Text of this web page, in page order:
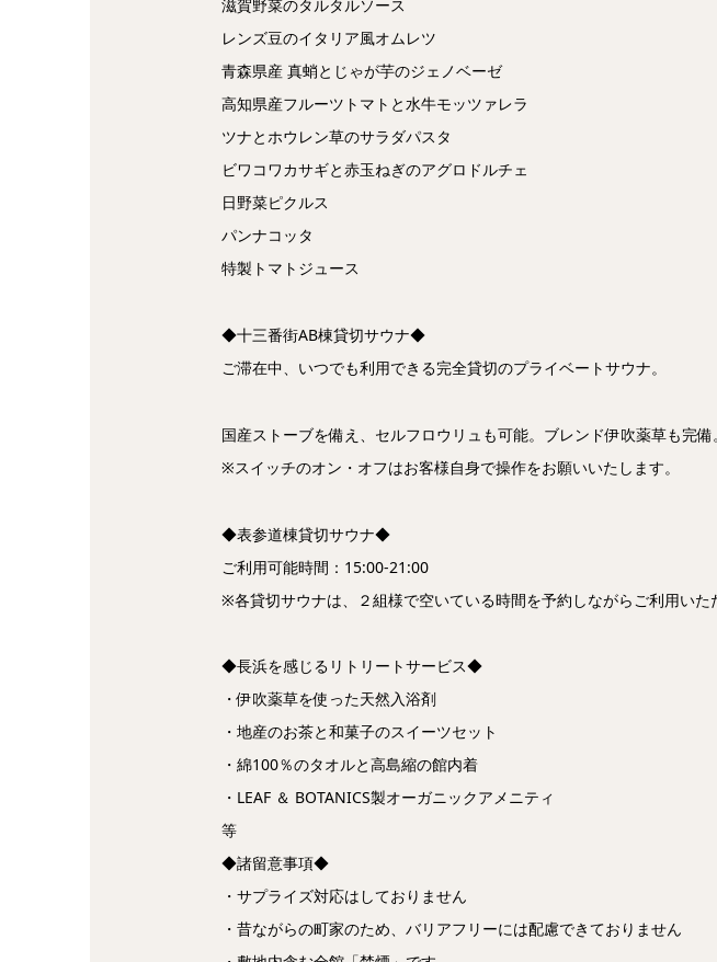
滋賀野菜のタルタルソース
レンズ豆のイタリア風オムレツ
青森県産 真蛸とじゃが芋のジェノベーゼ
高知県産フルーツトマトと水牛モッツァレラ
ツナとホウレン草のサラダパスタ
ビワコワカサギと赤玉ねぎのアグロドルチェ
日野菜ピクルス
パンナコッタ
特製トマトジュース
◆十三番街AB棟貸切サウナ◆
ご滞在中、いつでも利用できる完全貸切のプライベートサウナ。
国産ストーブを備え、セルフロウリュも可能。ブレンド伊吹薬草も完備。
※スイッチのオン・オフはお客様自身で操作をお願いいたします。
◆表参道棟貸切サウナ◆
ご利用可能時間：15:00-21:00
※各貸切サウナは、２組様で空いている時間を予約しながらご利用いた
◆長浜を感じるリトリートサービス◆
・伊吹薬草を使った天然入浴剤
・地産のお茶と和菓子のスイーツセット
・綿100％のタオルと高島縮の館内着
・LEAF ＆ BOTANICS製オーガニックアメニティ
等
◆諸留意事項◆
・サプライズ対応はしておりません
・昔ながらの町家のため、バリアフリーには配慮できておりません